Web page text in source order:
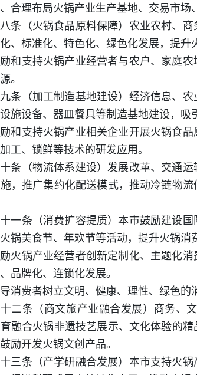
合理布局火锅产业生产基地、交易市场
条（火锅食品原料保障）农业农村、
、标准化、特色化、绿色化发展，提升
和支持火锅产业经营者与农户、家庭
。
条（加工制造基地建设）经济信息、
施设备、器皿餐具等制造基地建设，吸
和支持火锅产业相关企业开展火锅食
工、锁鲜等技术的研发应用。
条（物流体系建设）发展改革、交通
，推广集约化配送模式，推动冷链物
一条（消费扩容提质）本市鼓励建设
锅美食节、年欢节等活动，提升火锅消
火锅产业经营者创新定制化、主题化
品牌化、连锁化发展。
消费者树立文明、健康、理性、绿色的
二条（商文旅产业融合发展）商务、
融合火锅非遗技艺展示、文化体验的
励开发火锅文创产品。
三条（产学研融合发展）本市支持火